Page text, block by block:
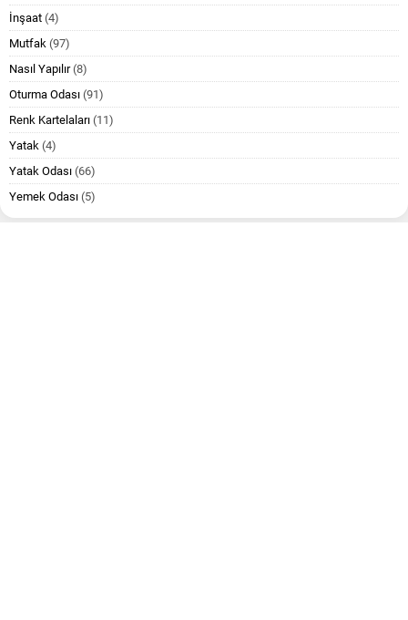
İnşaat (4)
Mutfak (97)
Nasıl Yapılır(8)
Oturma Odası (91)
Renk Kartelaları (11)
Yatak (4)
Yatak Odası (66)
Yemek Odası (5)